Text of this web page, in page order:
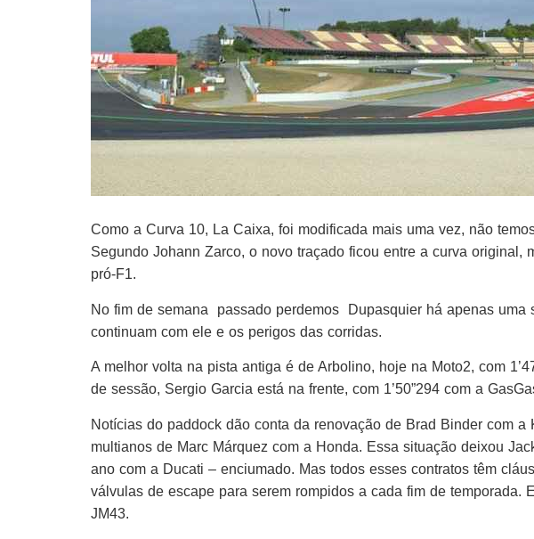
Como a Curva 10, La Caixa, foi modificada mais uma vez, não
Segundo Johann Zarco, o novo traçado ficou entre a curva original,
pró-F1.
No fim de semana passado perdemos Dupasquier há apenas uma
continuam com ele e os perigos das corridas.
A melhor volta na pista antiga é de Arbolino, hoje na Moto2, com
de sessão, Sergio Garcia está na frente, com 1’50”294 com a
Notícias do paddock dão conta da renovação de Brad Binder com
multianos de Marc Márquez com a Honda. Essa situação deixou
ano com a Ducati – enciumado. Mas todos esses contratos têm
válvulas de escape para serem rompidos a cada fim de temporada.
JM43.